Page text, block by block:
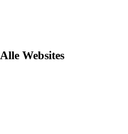
Alle Websites